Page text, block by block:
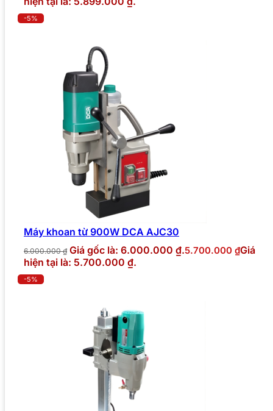
-5%
Máy khoan từ 900W DCA AJC30
6.000.000₫ Giá gốc là: 6.000.000 ₫.5.700.000 ₫Giá
hiện tại là: 5.700.000 ₫.
-5%